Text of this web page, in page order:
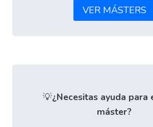
VER MÁSTERS
💡¿Necesitas ayuda para
máster?